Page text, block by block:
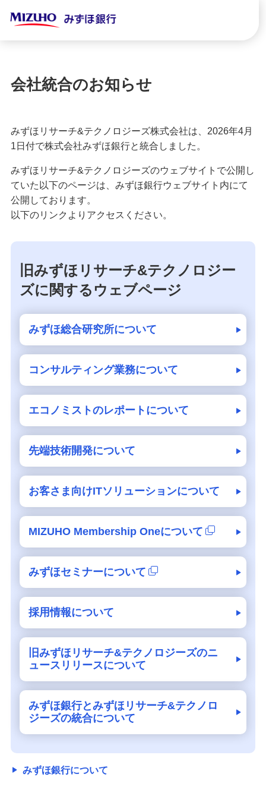
会社統合のお知らせ
みずほリサーチ&テクノロジーズ株式会社は、2026年4月
1日付で株式会社みずほ銀行と統合しました。
みずほリサーチ&テクノロジーズのウェブサイトで公開し
ていた以下のページは、みずほ銀行ウェブサイト内にて
公開しております。
以下のリンクよりアクセスください。
旧みずほリサーチ&テクノロジー
ズに関するウェブページ
みずほ総合研究所について
コンサルティング業務について
エコノミストのレポートについて
先端技術開発について
お客さま向けITソリューションについて
MIZUHO Membership Oneについて
みずほセミナーについて
採用情報について
旧みずほリサーチ&テクノロジーズのニ
ュースリリースについて
みずほ銀行とみずほリサーチ&テクノロ
ジーズの統合について
みずほ銀行について